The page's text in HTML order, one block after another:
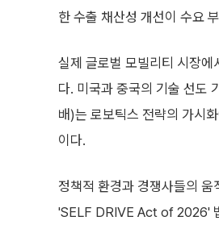
한 수출 채산성 개선이 수요
실제 글로벌 모빌리티 시장에
다. 미국과 중국의 기술 선도
배)는 로보틱스 전략의 가시
이다.
정책적 환경과 경쟁사들의
'SELF DRIVE Act of 2026'